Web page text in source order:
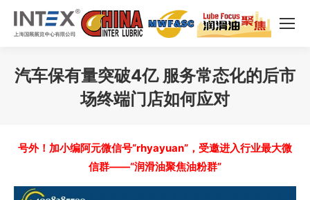
汽车保有量突破4亿 服务常态化的后市
场终端门店如何应对
号外！加小编阿元微信号“rhyayuan”，受邀进入行业最大微
信群——“润滑油聚焦油粉群”